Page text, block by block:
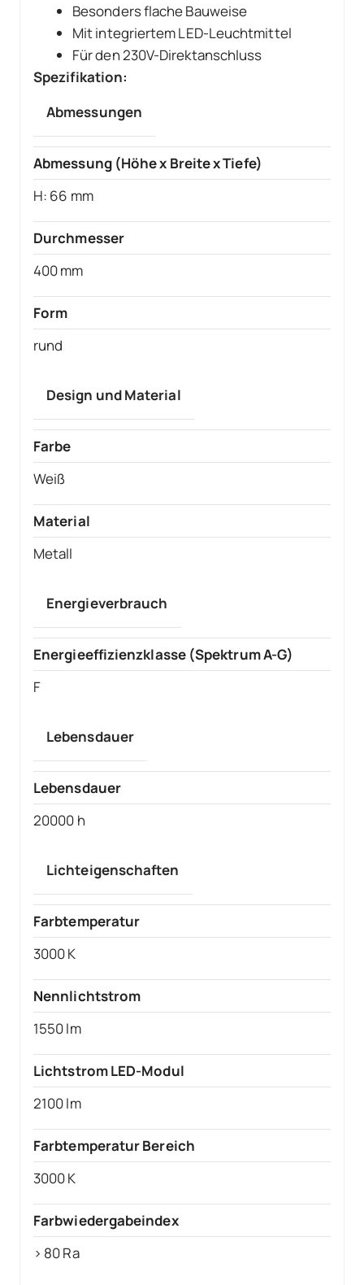
Besonders flache Bauweise
Mit integriertem LED-Leuchtmittel
Für den 230V-Direktanschluss
Spezifikation:
Abmessungen
Abmessung (Höhe x Breite x Tiefe)
H: 66 mm
Durchmesser
400 mm
Form
rund
Design und Material
Farbe
Weiß
Material
Metall
Energieverbrauch
Energieeffizienzklasse (Spektrum A-G)
F
Lebensdauer
Lebensdauer
20000 h
Lichteigenschaften
Farbtemperatur
3000 K
Nennlichtstrom
1550 lm
Lichtstrom LED-Modul
2100 lm
Farbtemperatur Bereich
3000 K
Farbwiedergabeindex
> 80 Ra